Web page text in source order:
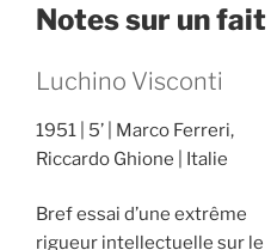
Notes sur un
Luchino Visconti
1951 5’
Marco Ferreri,
Riccardo Ghione
Italie
Bref essai d’une extrême
rigueur intellectuelle sur le